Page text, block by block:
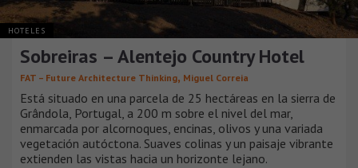
HOTELES
Sobreiras – Alentejo Country Hotel
FAT – Future Architecture Thinking, Miguel Correia
Está situado en una parcela de 25 hectáreas en la sierra de
Grândola, Portugal, a 200 m sobre el nivel del mar,
enmarcada por alcornoques, encinas, olivos y una variada
vegetación autóctona. Suaves colinas y un paisaje vibrante
extienden las vistas hacia un horizonte lejano.